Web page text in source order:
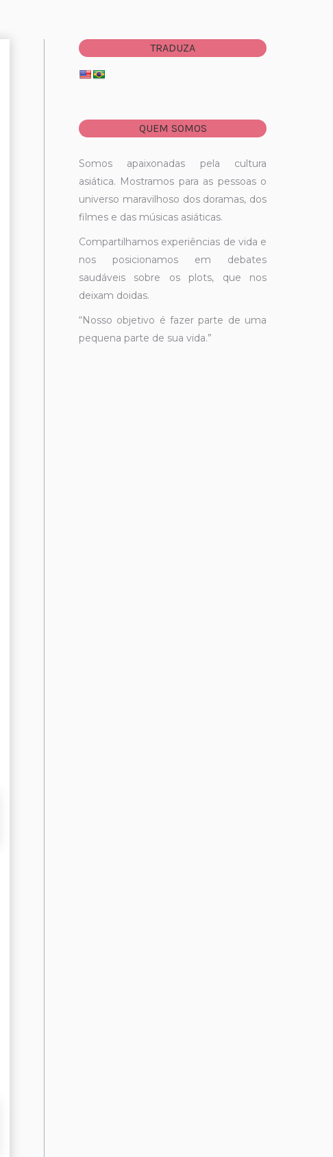
TRADUZA
QUEM SOMOS
Somos apaixonadas pela cultura
asiática. Mostramos para as pessoas o
universo maravilhoso dos doramas, dos
filmes e das músicas asiáticas.
Compartilhamos experiências de vida e
nos posicionamos em debates
saudáveis sobre os plots, que nos
deixam doidas.
“Nosso objetivo é fazer parte de uma
pequena parte de sua vida.”